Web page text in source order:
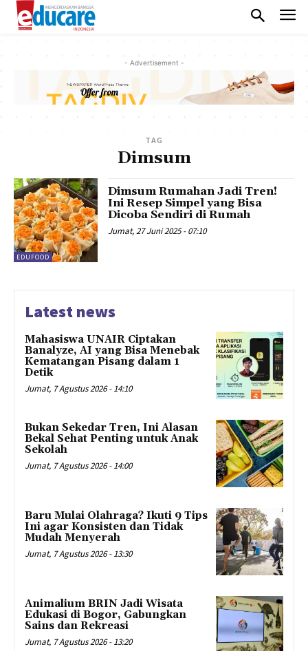
- Advertisement -
TAG
Dimsum
EDUFOOD
Dimsum Rumahan Jadi Tren!
Ini Resep Simpel yang Bisa
Dicoba Sendiri di Rumah
Jumat, 27 Juni 2025 - 07:10
Latest news
Mahasiswa UNAIR Ciptakan
Banalyze, AI yang Bisa Menebak
Kematangan Pisang dalam 1
Detik
Jumat, 7 Agustus 2026 - 14:10
Bukan Sekedar Tren, Ini Alasan
Bekal Sehat Penting untuk Anak
Sekolah
Jumat, 7 Agustus 2026 - 14:00
Baru Mulai Olahraga? Ikuti 9 Tips
Ini agar Konsisten dan Tidak
Mudah Menyerah
Jumat, 7 Agustus 2026 - 13:30
Animalium BRIN Jadi Wisata
Edukasi di Bogor, Gabungkan
Sains dan Rekreasi
Jumat, 7 Agustus 2026 - 13:20